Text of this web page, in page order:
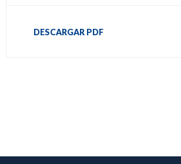
DESCARGAR PDF